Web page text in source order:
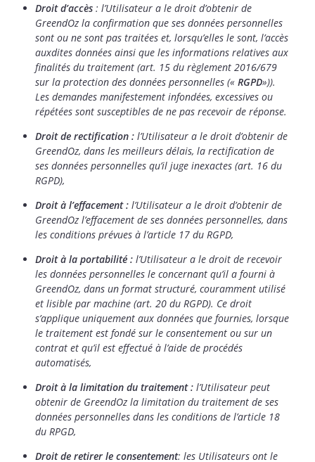
Droit d’accès : l’Utilisateur a le droit d’obtenir de
GreendOz la confirmation que ses données personnelles
sont ou ne sont pas traitées et, lorsqu’elles le sont, l’accès
auxdites données ainsi que les informations relatives aux
finalités du traitement (art. 15 du règlement 2016/679
sur la protection des données personnelles (« RGPD»)).
Les demandes manifestement infondées, excessives ou
répétées sont susceptibles de ne pas recevoir de réponse.
Droit de rectification : l’Utilisateur a le droit d’obtenir de
GreendOz, dans les meilleurs délais, la rectification de
ses données personnelles qu’il juge inexactes (art. 16 du
RGPD),
Droit à l’effacement : l’Utilisateur a le droit d’obtenir de
GreendOz l’effacement de ses données personnelles, dans
les conditions prévues à l’article 17 du RGPD,
Droit à la portabilité : l’Utilisateur a le droit de recevoir
les données personnelles le concernant qu’il a fourni à
GreendOz, dans un format structuré, couramment utilisé
et lisible par machine (art. 20 du RGPD). Ce droit
s’applique uniquement aux données que fournies, lorsque
le traitement est fondé sur le consentement ou sur un
contrat et qu’il est effectué à l’aide de procédés
automatisés,
Droit à la limitation du traitement : l’Utilisateur peut
obtenir de GreendOz la limitation du traitement de ses
données personnelles dans les conditions de l’article 18
du RPGD,
Droit de retirer le consentement: les Utilisateurs ont le